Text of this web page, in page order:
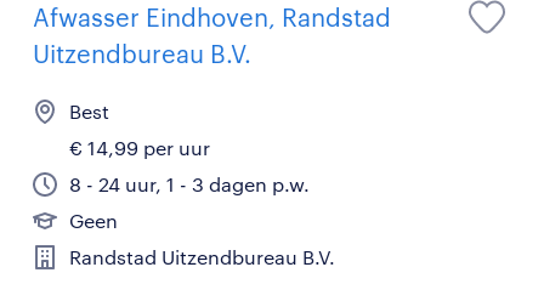
Afwasser Eindhoven, Randstad
Uitzendbureau B.V.
Best
€ 14,99 per uur
8 - 24 uur, 1 - 3 dagen p.w.
Geen
Randstad Uitzendbureau B.V.